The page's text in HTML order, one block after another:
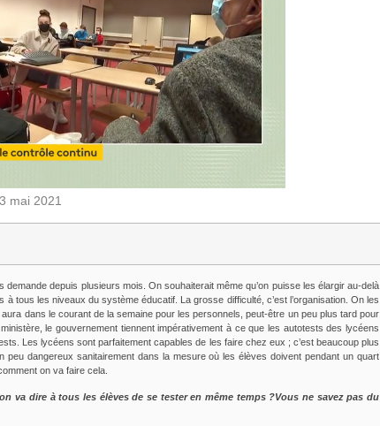
mai 2021
depuis plusieurs mois. On souhaiterait même qu’on puisse les élargir au-delà
tous les niveaux du système éducatif. La grosse difficulté, c’est l’organisation. On les
dans le courant de la semaine pour les personnels, peut-être un peu plus tard pour
le gouvernement tiennent impérativement à ce que les autotests des lycéens
Les lycéens sont parfaitement capables de les faire chez eux ; c’est beaucoup plus
dangereux sanitairement dans la mesure où les élèves doivent pendant un quart
on va faire cela.
va dire à tous les élèves de se tester en même temps ?Vous ne savez pas du